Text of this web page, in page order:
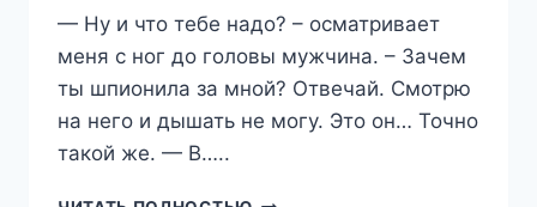
— Ну и что тебе надо? – осматривает
меня с ног до головы мужчина. – Зачем
ты шпионила за мной? Отвечай. Смотрю
на него и дышать не могу. Это он… Точно
такой же. — В…..
БРАТ